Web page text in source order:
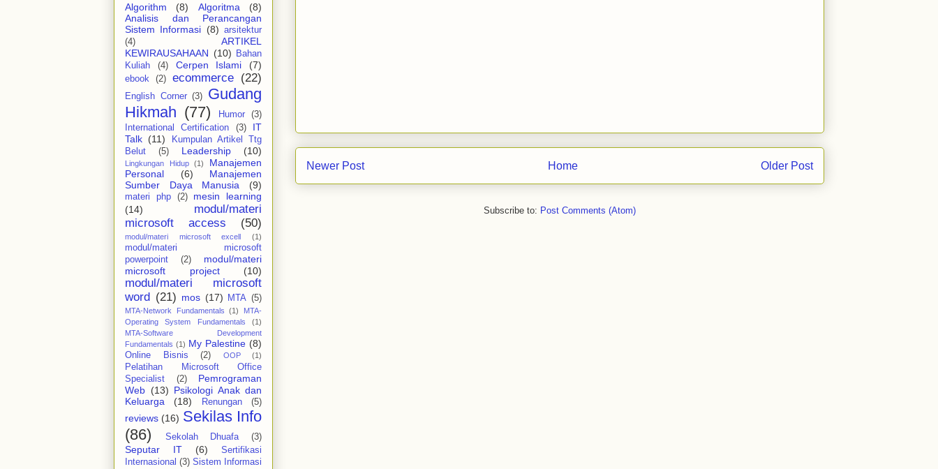
Newer Post Older Post
Home
Subscribe to: Post Comments (Atom)
Algorithm
(8) Algoritma
(8)
Analisis dan Perancangan
Sistem Informasi (8) arsitektur
(4)
ARTIKEL
KEWIRAUSAHAAN (10)
Bahan
Kuliah
(4) Cerpen Islami (7)
ebook (2) ecommerce (22)
English Corner (3)
Gudang
Hikmah (77) Humor
(3)
International Certification
(3)
IT
Talk (11)
Kumpulan Artikel Ttg
Belut
(5) Leadership (10)
Lingkungan Hidup (1)
Manajemen
Personal
(6)
Manajemen
Sumber Daya Manusia
(9)
materi php (2)
mesin learning
(14)
modul/materi
microsoft access
(50)
modul/materi microsoft excell (1)
modul/materi microsoft
powerpoint
(2)
modul/materi
microsoft project
(10)
modul/materi microsoft
word (21) mos (17) MTA (5)
MTA-Network Fundamentals (1)
MTA-
Operating System Fundamentals
(1)
MTA-Software Development
Fundamentals (1) My Palestine (8)
Online Bisnis (2) OOP (1)
Pelatihan Microsoft Office
Specialist
(2)
Pemrograman
Web (13) Psikologi Anak dan
Keluarga
(18) Renungan (5)
reviews (16) Sekilas Info
(86)
Sekolah Dhuafa (3)
Seputar IT (6)
Sertifikasi
Internasional (3) Sistem Informasi